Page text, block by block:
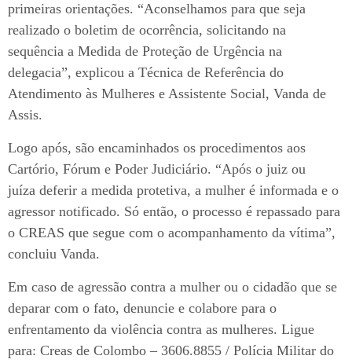
primeiras orientações. “Aconselhamos para que seja
realizado o boletim de ocorrência, solicitando na
sequência a Medida de Proteção de Urgência na
delegacia”, explicou a Técnica de Referência do
Atendimento às Mulheres e Assistente Social, Vanda de
Assis.
Logo após, são encaminhados os procedimentos aos
Cartório, Fórum e Poder Judiciário. “Após o juiz ou
juíza deferir a medida protetiva, a mulher é informada e o
agressor notificado. Só então, o processo é repassado para
o CREAS que segue com o acompanhamento da vítima”,
concluiu Vanda.
Em caso de agressão contra a mulher ou o cidadão que se
deparar com o fato, denuncie e colabore para o
enfrentamento da violência contra as mulheres. Ligue
para: Creas de Colombo – 3606.8855 / Polícia Militar do